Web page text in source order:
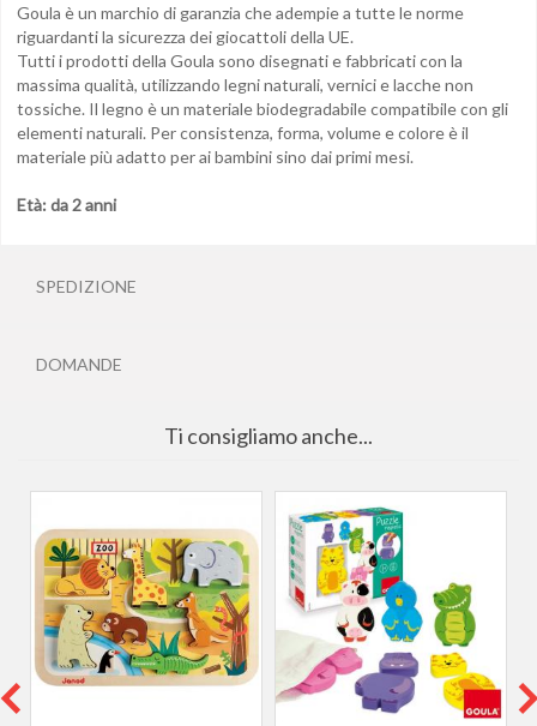
Goula è un marchio di garanzia che adempie a tutte le norme
riguardanti la sicurezza dei giocattoli della UE.
Tutti i prodotti della Goula sono disegnati e fabbricati con la
massima qualità, utilizzando legni naturali, vernici e lacche non
tossiche. Il legno è un materiale biodegradabile compatibile con gli
elementi naturali. Per consistenza, forma, volume e colore è il
materiale più adatto per ai bambini sino dai primi mesi.
Età: da 2 anni
SPEDIZIONE
DOMANDE
Ti consigliamo anche...